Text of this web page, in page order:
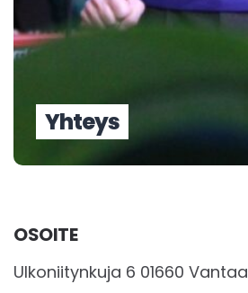
Yhteys
OSOITE
Ulkoniitynkuja 6 01660 Vantaa